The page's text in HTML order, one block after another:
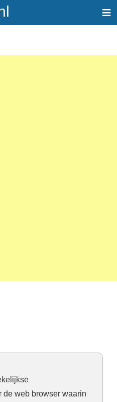
≡
de web browser waarin